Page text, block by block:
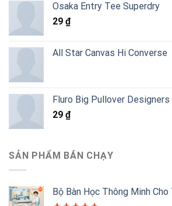
300 ₫
Osaka Entry Tee Superdry
29 ₫
All Star Canvas Hi Converse
Fluro Big Pullover Designers
29 ₫
SẢN PHẨM BÁN CHẠY
Bộ Bàn Học Thông Minh Cho